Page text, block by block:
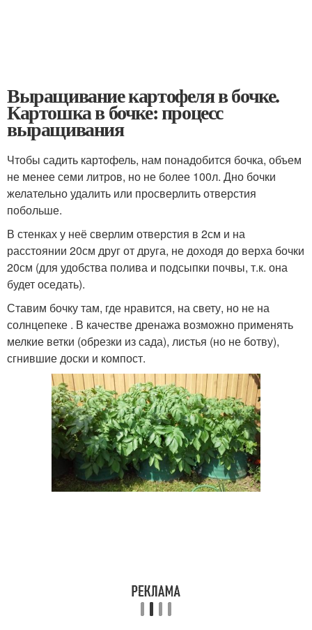
Выращивание картофеля в бочке.
Картошка в бочке: процесс
выращивания
Чтобы садить картофель, нам понадобится бочка, объем
не менее семи литров, но не более 100л. Дно бочки
желательно удалить или просверлить отверстия
побольше.
В стенках у неё сверлим отверстия в 2см и на
расстоянии 20см друг от друга, не доходя до верха бочки
20см (для удобства полива и подсыпки почвы, т.к. она
будет оседать).
Ставим бочку там, где нравится, на свету, но не на
солнцепеке . В качестве дренажа возможно применять
мелкие ветки (обрезки из сада), листья (но не ботву),
сгнившие доски и компост.